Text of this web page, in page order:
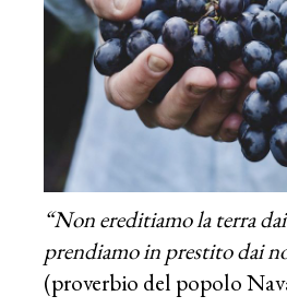
“Non ereditiamo la terra
prendiamo in prestito dai
(proverbio del popolo